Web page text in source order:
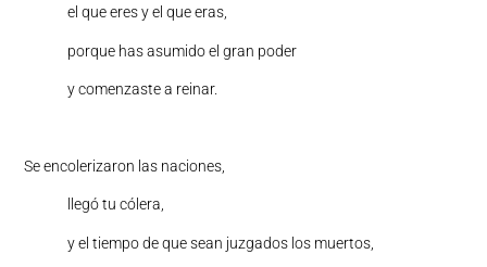
el que eres y el que eras,
porque has asumido el gran poder
y comenzaste a reinar.
Se encolerizaron las naciones,
llegó tu cólera,
y el tiempo de que sean juzgados los muertos,